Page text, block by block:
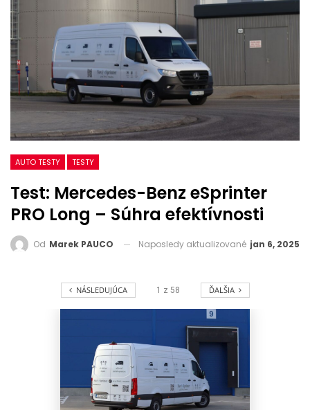
AUTO TESTY TESTY
Test: Mercedes-Benz eSprinter
PRO Long – Súhra efektívnosti
Od Marek PAUCO Naposledy aktualizované jan 6, 2025
NÁSLEDUJÚCA 1 z 58 ĎALŠIA